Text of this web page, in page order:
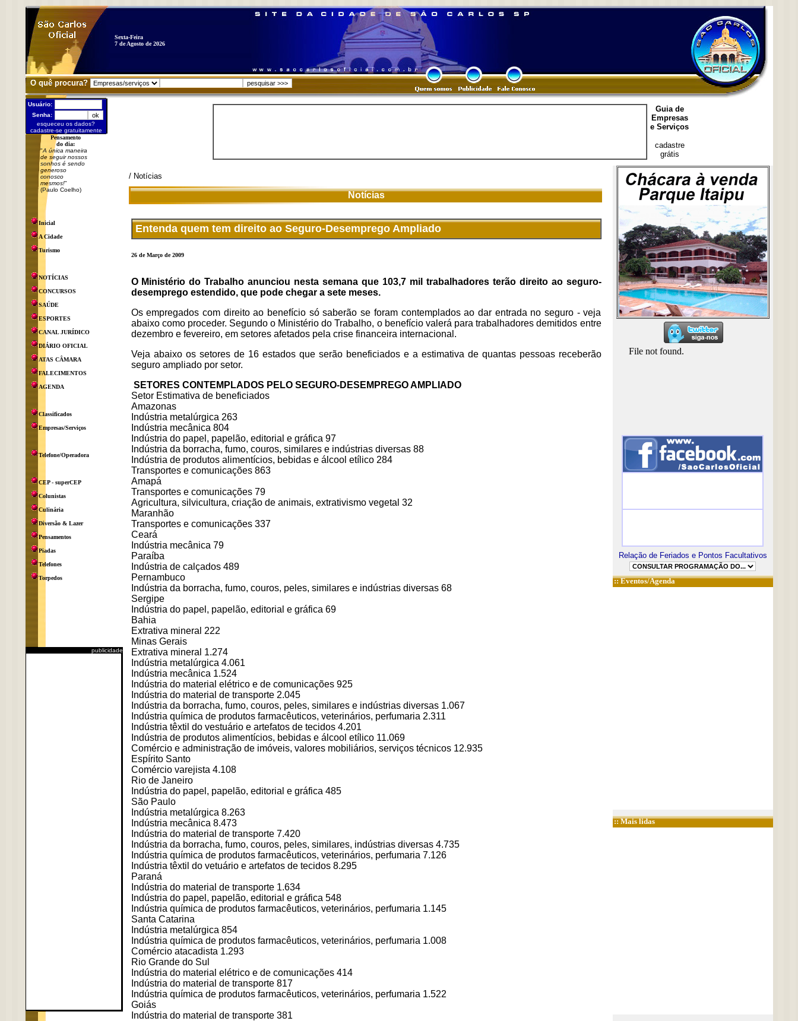
Sexta-Feira
7 de Agosto de 2026
O quê procura?
Usuário:
Senha:
esqueceu os dados?
cadastre-se gratuitamente
Pensamento
do dia:
"A única maneira
de seguir nossos
sonhos é sendo
generoso
conosco
mesmos!"
(Paulo Coelho)
Inicial
A Cidade
Turismo
NOTÍCIAS
CONCURSOS
SAÚDE
ESPORTES
CANAL JURÍDICO
DIÁRIO OFICIAL
ATAS CÂMARA
FALECIMENTOS
AGENDA
Classificados
Empresas/Serviços
Telefone/Operadora
CEP - superCEP
Colunistas
Culinária
Diversão & Lazer
Pensamentos
Piadas
Telefones
Torpedos
publicidade
Guia de
Empresas
e Serviços
cadastre
grátis
/ Notícias
Notícias
Entenda quem tem direito ao Seguro-Desemprego Ampliado
26 de Março de 2009
O Ministério do Trabalho anunciou nesta semana que 103,7 mil trabalhadores terão direito ao seguro-
desemprego estendido, que pode chegar a sete meses.
Os empregados com direito ao benefício só saberão se foram contemplados ao dar entrada no seguro - veja
abaixo como proceder. Segundo o Ministério do Trabalho, o benefício valerá para trabalhadores demitidos entre
dezembro e fevereiro, em setores afetados pela crise financeira internacional.
Veja abaixo os setores de 16 estados que serão beneficiados e a estimativa de quantas pessoas receberão
seguro ampliado por setor.
SETORES CONTEMPLADOS PELO SEGURO-DESEMPREGO AMPLIADO
Setor Estimativa de beneficiados
Amazonas
Indústria metalúrgica 263
Indústria mecânica 804
Indústria do papel, papelão, editorial e gráfica 97
Indústria da borracha, fumo, couros, similares e indústrias diversas 88
Indústria de produtos alimentícios, bebidas e álcool etílico 284
Transportes e comunicações 863
Amapá
Transportes e comunicações 79
Agricultura, silvicultura, criação de animais, extrativismo vegetal 32
Maranhão
Transportes e comunicações 337
Ceará
Indústria mecânica 79
Paraíba
Indústria de calçados 489
Pernambuco
Indústria da borracha, fumo, couros, peles, similares e indústrias diversas 68
Sergipe
Indústria do papel, papelão, editorial e gráfica 69
Bahia
Extrativa mineral 222
Minas Gerais
Extrativa mineral 1.274
Indústria metalúrgica 4.061
Indústria mecânica 1.524
Indústria do material elétrico e de comunicações 925
Indústria do material de transporte 2.045
Indústria da borracha, fumo, couros, peles, similares e indústrias diversas 1.067
Indústria química de produtos farmacêuticos, veterinários, perfumaria 2.311
Indústria têxtil do vestuário e artefatos de tecidos 4.201
Indústria de produtos alimentícios, bebidas e álcool etílico 11.069
Comércio e administração de imóveis, valores mobiliários, serviços técnicos 12.935
Espírito Santo
Comércio varejista 4.108
Rio de Janeiro
Indústria do papel, papelão, editorial e gráfica 485
São Paulo
Indústria metalúrgica 8.263
Indústria mecânica 8.473
Indústria do material de transporte 7.420
Indústria da borracha, fumo, couros, peles, similares, indústrias diversas 4.735
Indústria química de produtos farmacêuticos, veterinários, perfumaria 7.126
Indústria têxtil do vetuário e artefatos de tecidos 8.295
Paraná
Indústria do material de transporte 1.634
Indústria do papel, papelão, editorial e gráfica 548
Indústria química de produtos farmacêuticos, veterinários, perfumaria 1.145
Santa Catarina
Indústria metalúrgica 854
Indústria química de produtos farmacêuticos, veterinários, perfumaria 1.008
Comércio atacadista 1.293
Rio Grande do Sul
Indústria do material elétrico e de comunicações 414
Indústria do material de transporte 817
Indústria química de produtos farmacêuticos, veterinários, perfumaria 1.522
Goiás
Indústria do material de transporte 381
Relação de Feriados e Pontos Facultativos
::Eventos/Agenda
:: Mais lidas